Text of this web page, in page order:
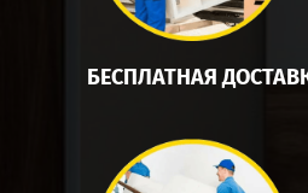
БЕСПЛАТНАЯ